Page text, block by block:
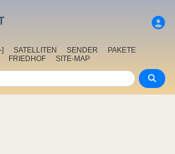
] SATELLITEN SENDER
PAKETE
FRIEDHOF SITE-MAP